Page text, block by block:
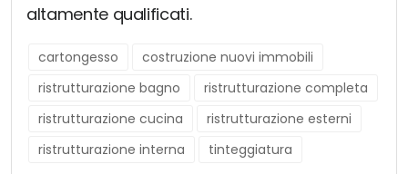
altamente qualificati.
cartongesso
costruzione nuovi immobili
ristrutturazione bagno
ristrutturazione completa
ristrutturazione cucina
ristrutturazione esterni
ristrutturazione interna
tinteggiatura